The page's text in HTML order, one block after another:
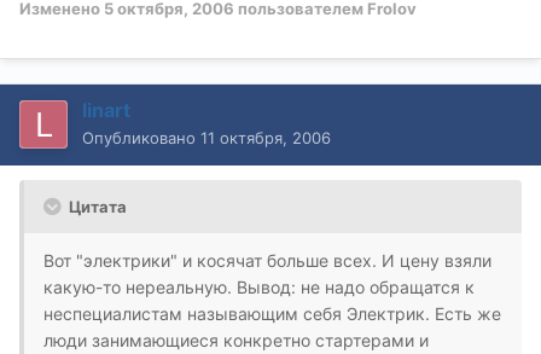
Изменено 5 октября, 2006 пользователем Frolov
linart
Опубликовано 11 октября, 2006
Цитата
Вот "электрики" и косячат больше всех. И цену взяли
какую-то нереальную. Вывод: не надо обращатся к
неспециалистам называющим себя Электрик. Есть же
люди занимающиеся конкретно стартерами и